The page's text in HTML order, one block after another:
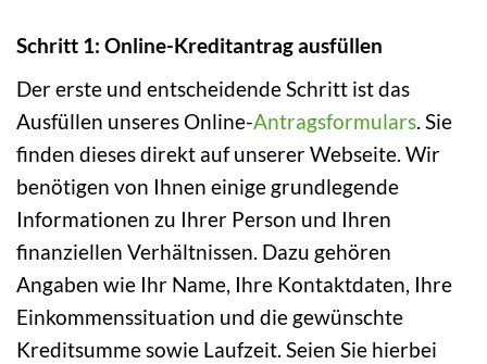
Schritt 1: Online-Kreditantrag ausfüllen
Der erste und entscheidende Schritt ist das
Ausfüllen unseres Online-Antragsformulars. Sie
finden dieses direkt auf unserer Webseite. Wir
benötigen von Ihnen einige grundlegende
Informationen zu Ihrer Person und Ihren
finanziellen Verhältnissen. Dazu gehören
Angaben wie Ihr Name, Ihre Kontaktdaten, Ihre
Einkommenssituation und die gewünschte
Kreditsumme sowie Laufzeit. Seien Sie hierbei